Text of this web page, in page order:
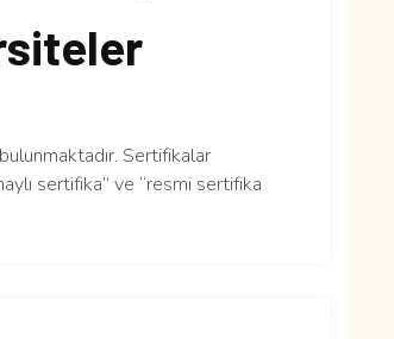
Sertifikalar
sertifika” ve “resmi sertifika